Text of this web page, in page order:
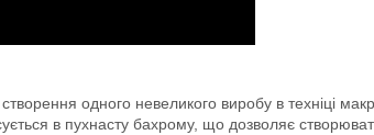
одного невеликого виробу в техніці
в пухнасту бахрому, що дозволяє